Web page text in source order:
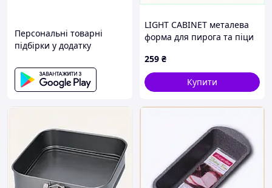
Персональні товарні
підбірки у додатку
LIGHT CABINET металева
форма для пирога та піци
259 ₴
Купити